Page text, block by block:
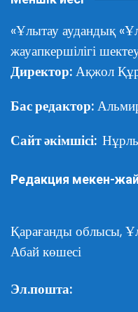
«Ұлытау аудандық
жауапкершілігі
Директор: Ақжол
Бас редактор:
Сайт әкімшісі:
Редакция мекен-
Қарағанды облысы,
Абай көшесі
Эл.пошта: